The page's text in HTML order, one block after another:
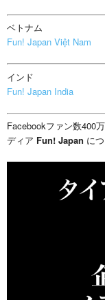
ベトナム
Fun! Japan Việt Nam
インド
Fun! Japan India
Facebookファン数400
ディア Fun! Japan につ